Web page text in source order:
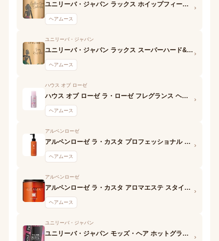
ユニリーバ・ジャパン ラックス ホイップフィール メリハリ ウェーブ
ヘアムース
›
ユニリーバ・ジャパン
ユニリーバ・ジャパン ラックス スーパーハード&キープフォーム
ヘアムース
›
ハウス オブ ローゼ
ハウス オブ ローゼ ラ・ローゼ フレグランス ヘアフォーム
ヘアムース
›
アルペンローゼ
アルペンローゼ ラ・カスタ プロフェッショナル スタイリング ボリュームアレンジ フォーム
ヘアムース
›
アルペンローゼ
アルペンローゼ ラ・カスタ アロマエステ スタイリングフォーム ボリュームアップ
ヘアムース
›
ユニリーバ・ジャパン
ユニリーバ・ジャパン モッズ・ヘア ホットグラマー泡ウォーター デュアルヘアスタイル ›